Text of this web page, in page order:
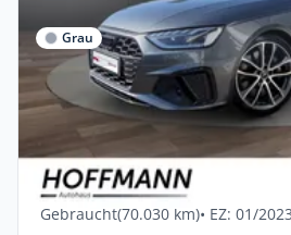
Grau
Gewerbe & Privat
Audi S4 Avant -
Diesel •Automatik •341 PS (251 kW)
Gebraucht(70.030 km)• EZ: 01/2023